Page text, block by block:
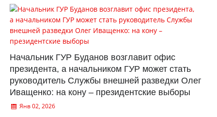
Начальник ГУР Буданов возглавит офис
президента, а начальником ГУР может стать
руководитель Службы внешней разведки Олег
Иващенко: на кону – президентские выборы
Янв 02, 2026